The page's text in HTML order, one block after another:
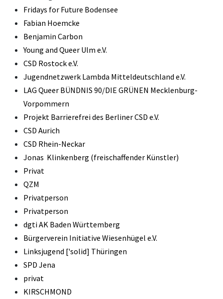
Fridays for Future Bodensee
Fabian Hoemcke
Benjamin Carbon
Young and Queer Ulm e.V.
CSD Rostock e.V.
Jugendnetzwerk Lambda Mitteldeutschland e.V.
LAG Queer BÜNDNIS 90/DIE GRÜNEN Mecklenburg-
Vorpommern
Projekt Barrierefrei des Berliner CSD e.V.
CSD Aurich
CSD Rhein-Neckar
Jonas Klinkenberg (freischaffender Künstler)
Privat
QZM
Privatperson
Privatperson
dgti AK Baden Württemberg
Bürgerverein Initiative Wiesenhügel e.V.
Linksjugend ['solid] Thüringen
SPD Jena
privat
KIRSCHMOND